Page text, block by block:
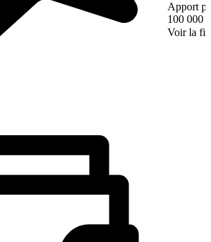
Apport
100 000 €
Voir la